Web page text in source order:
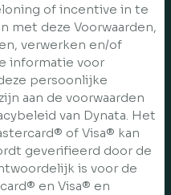
of incentive in te
met deze Voorwaarden,
verwerken en/of
informatie voor
persoonlijke
aan de voorwaarden
van Dynata. Het
of Visa® kan
geverifieerd door de
is voor de
en Visa® en